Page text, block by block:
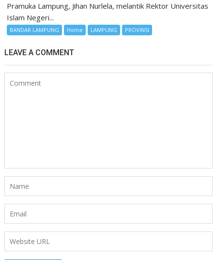
Pramuka Lampung, Jihan Nurlela, melantik Rektor Universitas
Islam Negeri...
BANDAR LAMPUNG Home LAMPUNG PROVINSI
LEAVE A COMMENT